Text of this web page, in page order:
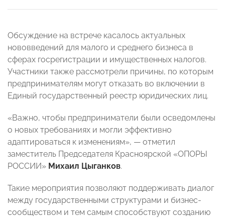
Обсуждение на встрече касалось актуальных
нововведений для малого и среднего бизнеса в
сферах госрегистрации и имущественных налогов.
Участники также рассмотрели причины, по которым
предпринимателям могут отказать во включении в
Единый государственный реестр юридических лиц.
«Важно, чтобы предприниматели были осведомлены
о новых требованиях и могли эффективно
адаптироваться к изменениям», — отметил
заместитель Председателя Красноярской «ОПОРЫ
РОССИИ» Михаил Цыганков.
Такие мероприятия позволяют поддерживать диалог
между государственными структурами и бизнес-
сообществом и тем самым способствуют созданию